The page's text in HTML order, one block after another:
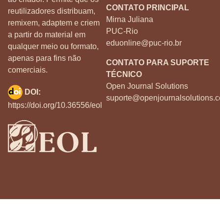
reutilizadores distribuam,
remixem, adaptem e criem
a partir do material em
qualquer meio ou formato,
apenas para fins não
comerciais.
CONTATO PRINCIPAL
Mirna Juliana
PUC-Rio
eduonline@puc-rio.br
CONTATO PARA SUPORTE
TÉCNICO
Open Journal Solutions
DOI:
https://doi.org/10.36556/eol